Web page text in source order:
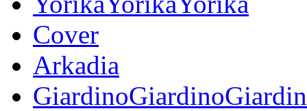
Cover
Arkadia